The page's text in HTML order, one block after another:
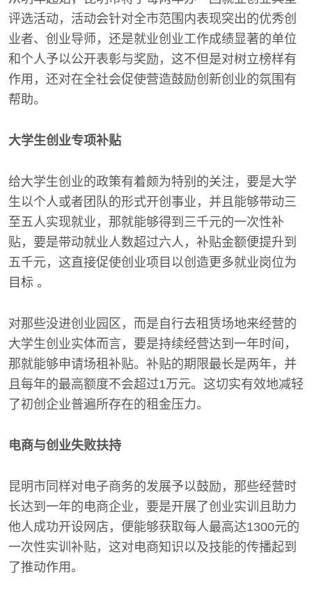
评选活动，活动会针对全市范围内表现突出的优秀创
业者、创业导师，还是就业创业工作成绩显著的单位
和个人予以公开表彰与奖励，这不但是对树立榜样有
作用，还对在全社会促使营造鼓励创新创业的氛围有
帮助。
大学生创业专项补贴
给大学生创业的政策有着颇为特别的关注，要是大学
生以个人或者团队的形式开创事业，并且能够带动三
至五人实现就业，那就能够得到三千元的一次性补
贴，要是带动就业人数超过六人，补贴金额便提升到
五千元，这直接促使创业项目以创造更多就业岗位为
目标 。
对那些没进创业园区，而是自行去租赁场地来经营的
大学生创业实体而言，要是持续经营达到一年时间，
那就能够申请场租补贴。补贴的期限最长是两年，并
且每年的最高额度不会超过1万元。这切实有效地减轻
了初创企业普遍所存在的租金压力。
电商与创业失败扶持
昆明市同样对电子商务的发展予以鼓励，那些经营时
长达到一年的电商企业，要是开展了创业实训且助力
他人成功开设网店，便能够获取每人最高达1300元的
一次性实训补贴，这对电商知识以及技能的传播起到
了推动作用。